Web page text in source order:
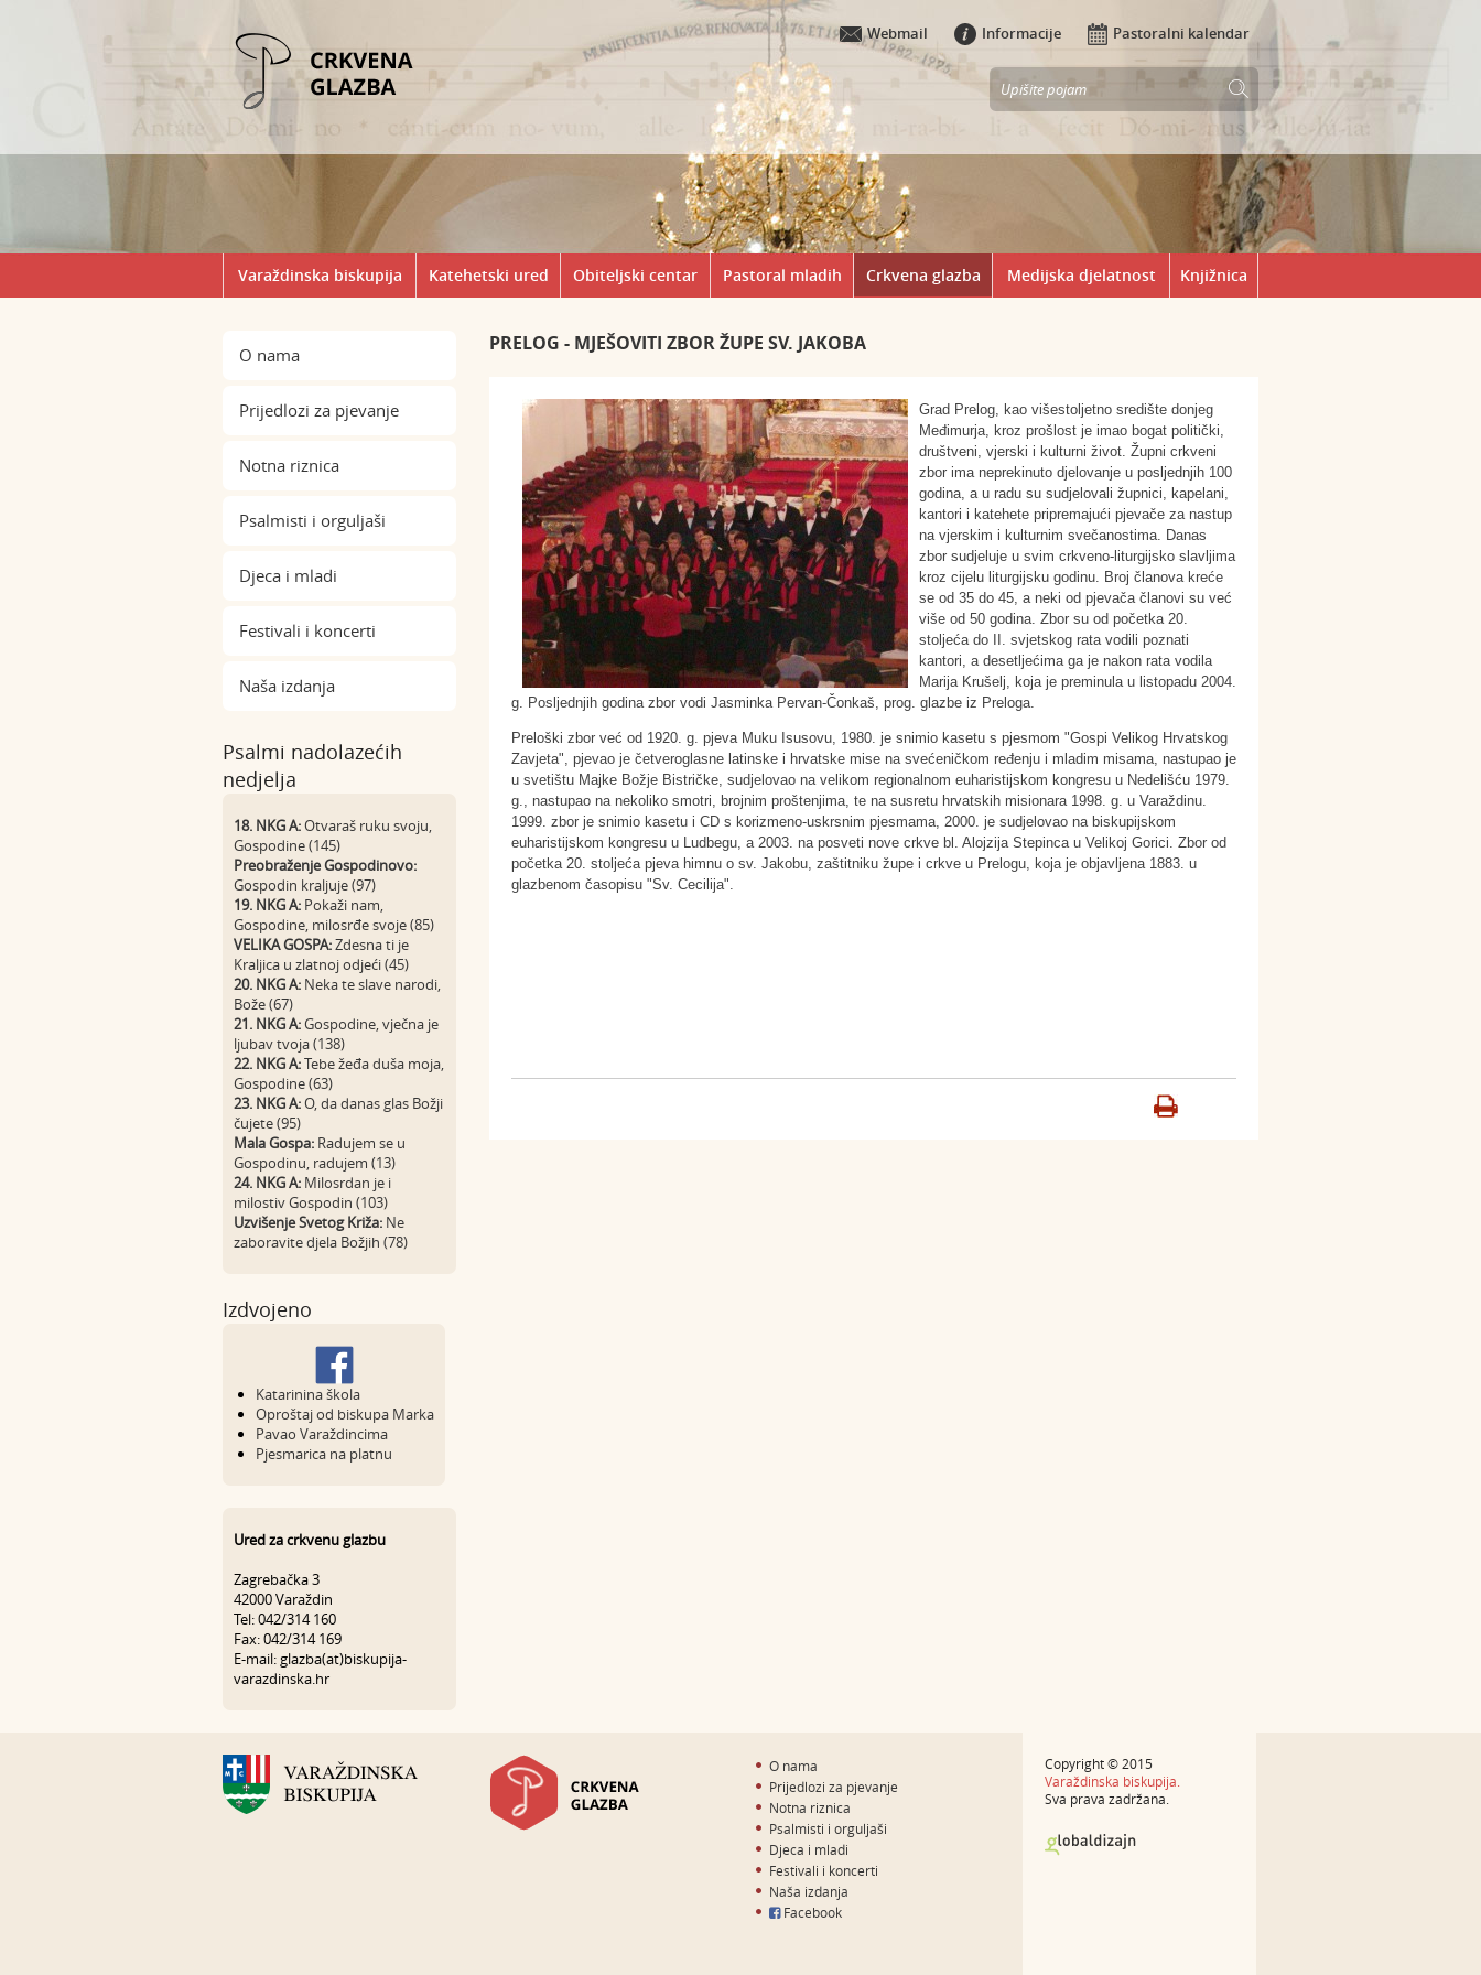
Webmail Informacije Pastoralni kalendar
Varaždinska biskupija Katehetski ured Obiteljski centar Pastoral mladih Crkvena glazba Medijska djelatnost Knjižnica
O nama
Prijedlozi za pjevanje
Notna riznica
Psalmisti i orguljaši
Djeca i mladi
Festivali i koncerti
Naša izdanja
Psalmi nadolazećih
nedjelja
18. NKG A:Otvaraš ruku svoju,
Gospodine (145)
Preobraženje Gospodinovo:
Gospodin kraljuje (97)
19. NKG A: Pokaži nam,
Gospodine, milosrđe svoje (85)
VELIKA GOSPA:Zdesna ti je
Kraljica u zlatnoj odjeći (45)
20. NKG A: Neka te slave narodi,
Bože (67)
21. NKG A:Gospodine, vječna je
ljubav tvoja (138)
22. NKG A:Tebe žeđa duša moja,
Gospodine (63)
23. NKG A:O, da danas glas Božji
čujete (95)
Mala Gospa: Radujem se u
Gospodinu, radujem (13)
24. NKG A: Milosrdan je i
milostiv Gospodin (103)
Uzvišenje Svetog Križa: Ne
zaboravite djela Božjih (78)
Izdvojeno
Katarinina škola
Oproštaj od biskupa Marka
Pavao Varaždincima
Pjesmarica na platnu
Ured za crkvenu glazbu
Zagrebačka 3
42000 Varaždin
Tel: 042/314 160
Fax: 042/314 169
E-mail: glazba(at)biskupija-
varazdinska.hr
PRELOG - MJEŠOVITI ZBOR ŽUPE SV. JAKOBA
Grad Prelog, kao višestoljetno središte donjeg
Međimurja, kroz prošlost je imao bogat politički,
društveni, vjerski i kulturni život. Župni crkveni
zbor ima neprekinuto djelovanje u posljednjih 100
godina, a u radu su sudjelovali župnici, kapelani,
kantori i katehete pripremajući pjevače za nastup
na vjerskim i kulturnim svečanostima. Danas
zbor sudjeluje u svim crkveno-liturgijsko slavljima
kroz cijelu liturgijsku godinu. Broj članova kreće
se od 35 do 45, a neki od pjevača članovi su već
više od 50 godina. Zbor su od početka 20.
stoljeća do II. svjetskog rata vodili poznati
kantori, a desetljećima ga je nakon rata vodila
Marija Krušelj, koja je preminula u listopadu 2004.
g. Posljednjih godina zbor vodi Jasminka Pervan-Čonkaš, prog. glazbe iz Preloga.
Preloški zbor već od 1920. g. pjeva Muku Isusovu, 1980. je snimio kasetu s pjesmom "Gospi Velikog Hrvatskog
Zavjeta", pjevao je četveroglasne latinske i hrvatske mise na svećeničkom ređenju i mladim misama, nastupao je
u svetištu Majke Božje Bistričke, sudjelovao na velikom regionalnom euharistijskom kongresu u Nedelišću 1979.
g., nastupao na nekoliko smotri, brojnim proštenjima, te na susretu hrvatskih misionara 1998. g. u Varaždinu.
1999. zbor je snimio kasetu i CD s korizmeno-uskrsnim pjesmama, 2000. je sudjelovao na biskupijskom
euharistijskom kongresu u Ludbegu, a 2003. na posveti nove crkve bl. Alojzija Stepinca u Velikoj Gorici. Zbor od
početka 20. stoljeća pjeva himnu o sv. Jakobu, zaštitniku župe i crkve u Prelogu, koja je objavljena 1883. u
glazbenom časopisu "Sv. Cecilija".
O nama
Prijedlozi za pjevanje
Notna riznica
Psalmisti i orguljaši
Djeca i mladi
Festivali i koncerti
Naša izdanja
Facebook
Copyright © 2015
Varaždinska biskupija.
Sva prava zadržana.